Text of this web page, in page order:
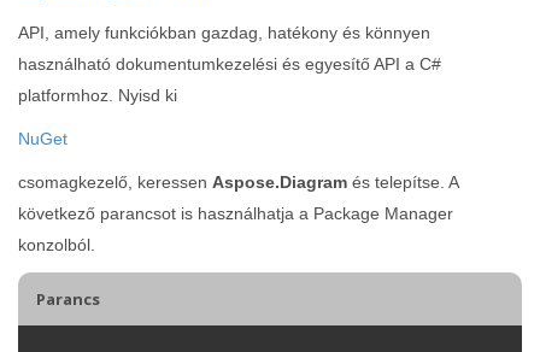
API, amely funkciókban gazdag, hatékony és könnyen
használható dokumentumkezelési és egyesítő API a C#
platformhoz. Nyisd ki
NuGet
csomagkezelő, keressen Aspose.Diagram és telepítse. A
következő parancsot is használhatja a Package Manager
konzolból.
Parancs